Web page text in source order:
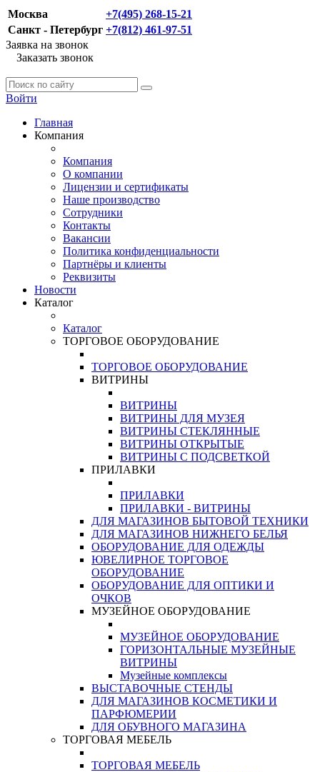
Москва
+7(495) 268-15-21
Санкт - Петербург +7(812) 461-97-51
Заявка на звонок
Заказать звонок
Войти
Главная
Компания
Компания
О компании
Лицензии и сертификаты
Наше производство
Сотрудники
Контакты
Вакансии
Политика конфиденциальности
Партнёры и клиенты
Реквизиты
Новости
Каталог
Каталог
ТОРГОВОЕ ОБОРУДОВАНИЕ
ТОРГОВОЕ ОБОРУДОВАНИЕ
ВИТРИНЫ
ВИТРИНЫ
ВИТРИНЫ ДЛЯ МУЗЕЯ
ВИТРИНЫ СТЕКЛЯННЫЕ
ВИТРИНЫ ОТКРЫТЫЕ
ВИТРИНЫ С ПОДСВЕТКОЙ
ПРИЛАВКИ
ПРИЛАВКИ
ПРИЛАВКИ - ВИТРИНЫ
ДЛЯ МАГАЗИНОВ БЫТОВОЙ ТЕХНИКИ
ДЛЯ МАГАЗИНОВ НИЖНЕГО БЕЛЬЯ
ОБОРУДОВАНИЕ ДЛЯ ОДЕЖДЫ
ЮВЕЛИРНОЕ ТОРГОВОЕ
ОБОРУДОВАНИЕ
ОБОРУДОВАНИЕ ДЛЯ ОПТИКИ И
ОЧКОВ
МУЗЕЙНОЕ ОБОРУДОВАНИЕ
МУЗЕЙНОЕ ОБОРУДОВАНИЕ
ГОРИЗОНТАЛЬНЫЕ МУЗЕЙНЫЕ
ВИТРИНЫ
Музейные комплексы
ВЫСТАВОЧНЫЕ СТЕНДЫ
ДЛЯ МАГАЗИНОВ КОСМЕТИКИ И
ПАРФЮМЕРИИ
ДЛЯ ОБУВНОГО МАГАЗИНА
ТОРГОВАЯ МЕБЕЛЬ
ТОРГОВАЯ МЕБЕЛЬ